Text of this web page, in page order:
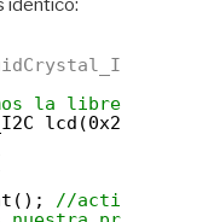
idéntico:
la librería con los
lcd(0x27, 20,
//activo el